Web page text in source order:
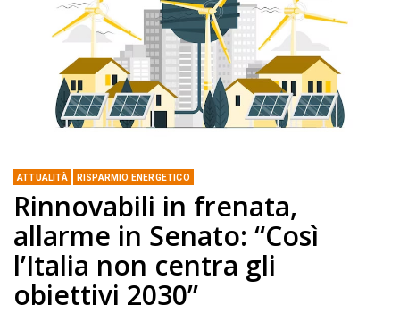
ATTUALITÀ RISPARMIO ENERGETICO
Rinnovabili in frenata,
allarme in Senato: “Così
l’Italia non centra gli
obiettivi 2030”